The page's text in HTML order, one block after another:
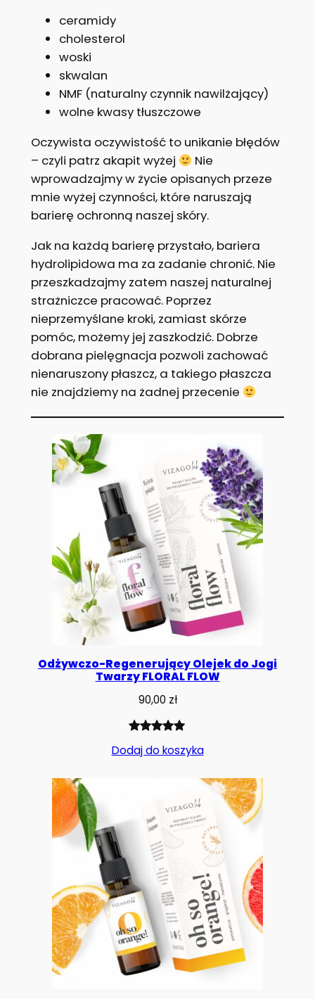
ceramidy
cholesterol
woski
skwalan
NMF (naturalny czynnik nawilżający)
wolne kwasy tłuszczowe
Oczywista oczywistość to unikanie błędów
– czyli patrz akapit wyżej
Nie
wprowadzajmy w życie opisanych przeze
mnie wyżej czynności, które naruszają
barierę ochronną naszej skóry.
Jak na każdą barierę przystało, bariera
hydrolipidowa ma za zadanie chronić. Nie
przeszkadzajmy zatem naszej naturalnej
strażniczce pracować. Poprzez
nieprzemyślane kroki, zamiast skórze
pomóc, możemy jej zaszkodzić. Dobrze
dobrana pielęgnacja pozwoli zachować
nienaruszony płaszcz, a takiego płaszcza
nie znajdziemy na żadnej przecenie
Odżywczo-Regenerujący Olejek do Jogi
Twarzy FLORAL FLOW
90,00 zł
5.00na 5
klienta
Dodaj do koszyka